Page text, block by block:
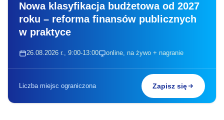
Nowa klasyfikacja budżetowa od 2027
roku – reforma finansów publicznych
w praktyce
26.08.2026 r., 9:00-13:00 online, na żywo + nagranie
Liczba miejsc ograniczona Zapisz się